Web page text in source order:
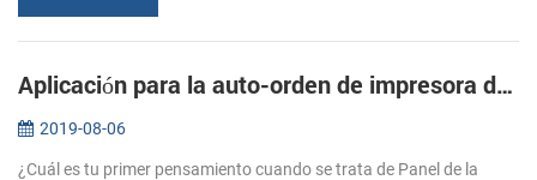
Aplicación para la auto-orden de impresora de quiosco - EP-380C
2019-08-06
¿Cuál es tu primer pensamiento cuando se trata de Panel de la